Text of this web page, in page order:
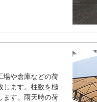
場や倉庫などの荷
します。柱数を極
ます。雨天時の荷